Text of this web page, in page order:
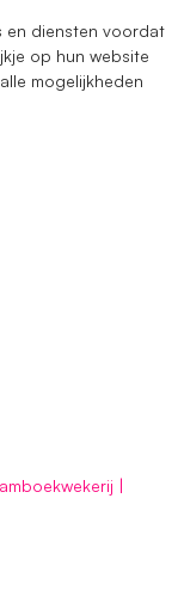
en diensten voordat
op hun website
mogelijkheden
|